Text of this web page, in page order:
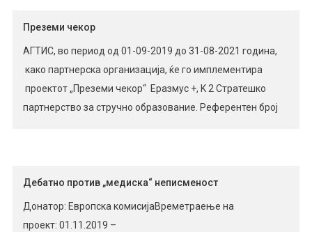
помладите генерации; Презервација на народни
приказни, гатанки, кратки говорни максими, […]
Преземи чекор
АГТИС, во период од 01-09-2019 до 31-08-2021 година,
како партнерска организација, ќе го имплементира
проектот „Преземи чекор“ Еразмус +, K 2 Стратешко
партнерство за стручно образование. Референтен број
Expertise AB , Шведска; NGO Ritineitis, Латвија;
Eprojectconsult – Istituto Europeo di Formazione e Ricerca,
Италија. […]
Дебатно против „медиска“ неписменост
Донатор: Европска комисијаВреметраење на
проект: 01.11.2019 –